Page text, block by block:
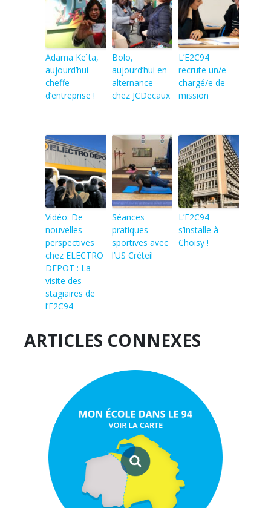
Adama Keïta,
aujourd’hui
cheffe
d’entreprise !
Bolo,
aujourd’hui en
alternance
chez JCDecaux
L’E2C94
recrute un/e
chargé/e de
mission
Vidéo: De
nouvelles
perspectives
chez ELECTRO
DEPOT : La
visite des
stagiaires de
l’E2C94
Séances
pratiques
sportives avec
l’US Créteil
L’E2C94
s’installe à
Choisy !
ARTICLES CONNEXES